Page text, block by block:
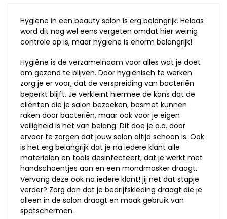
Hygiëne in een beauty salon is erg belangrijk. Helaas
word dit nog wel eens vergeten omdat hier weinig
controle op is, maar hygiëne is enorm belangrijk!
Hygiëne is de verzamelnaam voor alles wat je doet
om gezond te blijven. Door hygiënisch te werken
zorg je er voor, dat de verspreiding van bacteriën
beperkt blijft. Je verkleint hiermee de kans dat de
cliënten die je salon bezoeken, besmet kunnen
raken door bacteriën, maar ook voor je eigen
veiligheid is het van belang. Dit doe je o.a. door
ervoor te zorgen dat jouw salon altijd schoon is. Ook
is het erg belangrijk dat je na iedere klant alle
materialen en tools desinfecteert, dat je werkt met
handschoentjes aan en een mondmasker draagt.
Vervang deze ook na iedere klant! jij net dat stapje
verder? Zorg dan dat je bedrijfskleding draagt die je
alleen in de salon draagt en maak gebruik van
spatschermen.